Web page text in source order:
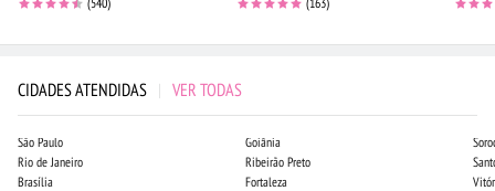
CIDADES ATENDIDAS | VER TODAS
São Paulo
Rio de Janeiro
Brasília
Goiânia
Ribeirão Preto
Fortaleza